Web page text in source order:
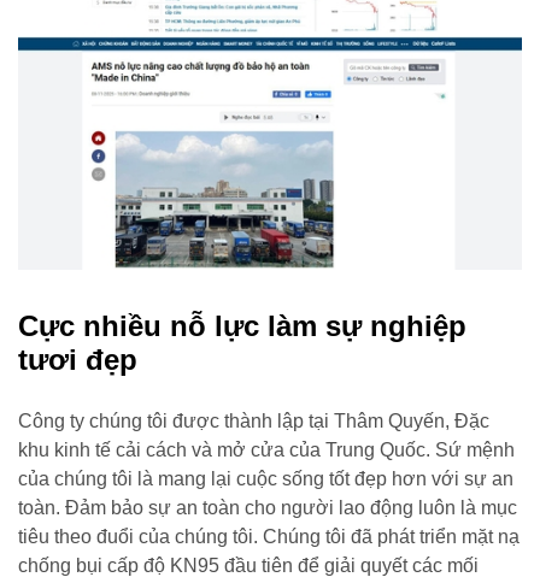
Cực nhiều nỗ lực làm sự nghiệp
tươi đẹp
Công ty chúng tôi được thành lập tại Thâm Quyến, Đặc
khu kinh tế cải cách và mở cửa của Trung Quốc. Sứ mệnh
của chúng tôi là mang lại cuộc sống tốt đẹp hơn với sự an
toàn. Đảm bảo sự an toàn cho người lao động luôn là mục
tiêu theo đuổi của chúng tôi. Chúng tôi đã phát triển mặt nạ
chống bụi cấp độ KN95 đầu tiên để giải quyết các mối